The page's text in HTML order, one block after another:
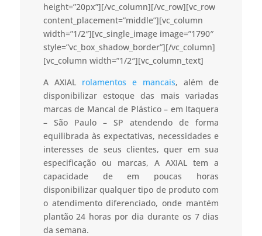
height=”20px”][/vc_column][/vc_row][vc_row
content_placement=”middle”][vc_column
width=”1/2″][vc_single_image image=”1790″
style=”vc_box_shadow_border”][/vc_column]
[vc_column width=”1/2″][vc_column_text]
A AXIAL rolamentos e mancais, além de
disponibilizar estoque das mais variadas
marcas de Mancal de Plástico – em Itaquera
– São Paulo – SP atendendo de forma
equilibrada às expectativas, necessidades e
interesses de seus clientes, quer em sua
especificação ou marcas, A AXIAL tem a
capacidade de em poucas horas
disponibilizar qualquer tipo de produto com
o atendimento diferenciado, onde mantém
plantão 24 horas por dia durante os 7 dias
da semana.